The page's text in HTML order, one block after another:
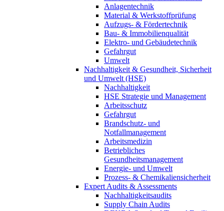
Anlagentechnik
Material & Werkstoffprüfung
Aufzugs- & Fördertechnik
Bau- & Immobilienqualität
Elektro- und Gebäudetechnik
Gefahrgut
Umwelt
Nachhaltigkeit & Gesundheit, Sicherheit
und Umwelt (HSE)
Nachhaltigkeit
HSE Strategie und Management
Arbeitsschutz
Gefahrgut
Brandschutz- und
Notfallmanagement
Arbeitsmedizin
Betriebliches
Gesundheitsmanagement
Energie- und Umwelt
Prozess- & Chemikaliensicherheit
Expert Audits & Assessments
Nachhaltigkeitsaudits
Supply Chain Audits